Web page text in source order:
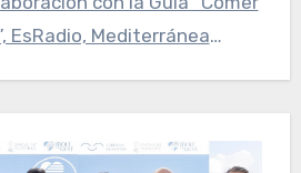
EsRadio, Mediterránea